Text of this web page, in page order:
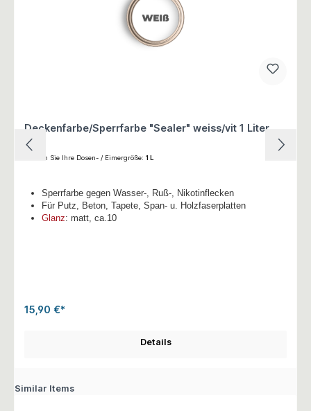
Deckenfarbe/Sperrfarbe "Sealer" weiss/vit 1 Liter
Wählen Sie Ihre Dosen- / Eimergröße: 1 L
Sperrfarbe gegen Wasser-, Ruß-, Nikotinflecken
Für Putz, Beton, Tapete, Span- u. Holzfaserplatten
Glanz: matt, ca.10
15,90 €*
Details
Similar Items